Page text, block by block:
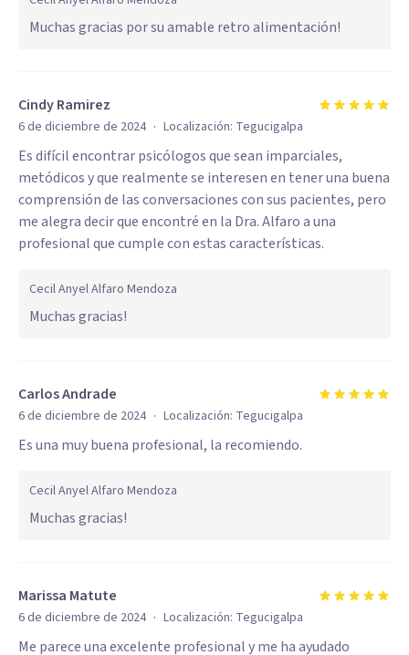
Muchas gracias por su amable retro alimentación!
Cindy Ramirez
6 de diciembre de 2024 · Localización: Tegucigalpa
Es difícil encontrar psicólogos que sean imparciales,
metódicos y que realmente se interesen en tener una buena
comprensión de las conversaciones con sus pacientes, pero
me alegra decir que encontré en la Dra. Alfaro a una
profesional que cumple con estas características.
Cecil Anyel Alfaro Mendoza
Muchas gracias!
Carlos Andrade
6 de diciembre de 2024 · Localización: Tegucigalpa
Es una muy buena profesional, la recomiendo.
Cecil Anyel Alfaro Mendoza
Muchas gracias!
Marissa Matute
6 de diciembre de 2024 · Localización: Tegucigalpa
Me parece una excelente profesional y me ha ayudado